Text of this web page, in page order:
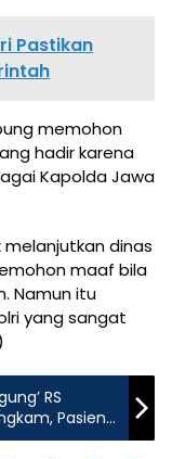
Pastikan
memohon
hadir karena
Kapolda Jawa
dinas
maaf bila
Namun itu
yang sangat
RS
Pasien